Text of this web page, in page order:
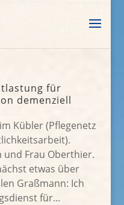
für
demenziell
Kübler (Pflegenetz
und Frau Oberthier.
etwas über
Graßmann: Ich
für...